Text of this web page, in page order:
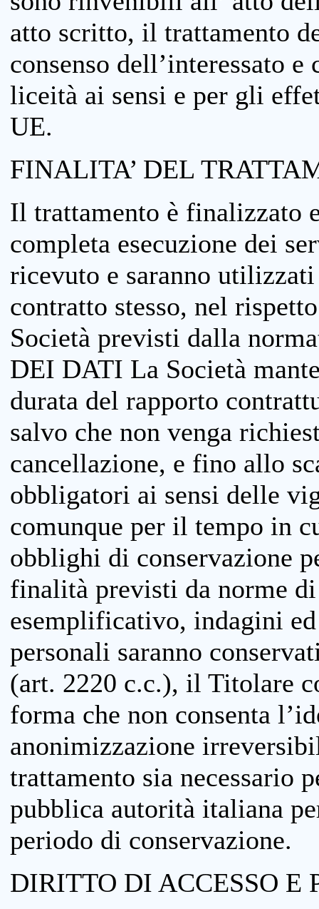
atto scritto, il trattamento
consenso dell’interessato
liceità ai sensi e per gli
UE.
FINALITA’ DEL
Il trattamento è finalizzato
completa esecuzione dei
ricevuto e saranno
contratto stesso, nel
Società previsti dalla
DEI DATI La Società
durata del rapporto
salvo che non venga
cancellazione, e fino allo
obbligatori ai sensi delle
comunque per il tempo in
obblighi di conservazione
finalità previsti da norme
esemplificativo, indagini
personali saranno
(art. 2220 c.c.), il Titolare
forma che non consenta
anonimizzazione
trattamento sia necessario
pubblica autorità italiana
periodo di conservazione.
DIRITTO DI ACCESSO